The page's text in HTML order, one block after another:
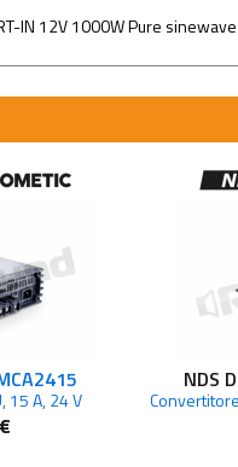
IN 12V 1000W Pure
15 A, 24 V
NDS